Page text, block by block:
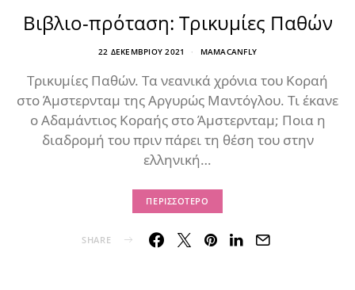
Βιβλιο-πρόταση: Τρικυμίες Παθών
22 ΔΕΚΕΜΒΡΊΟΥ 2021 MAMACANFLY
Τρικυμίες Παθών. Τα νεανικά χρόνια του Κοραή
στο Άμστερνταμ της Αργυρώς Μαντόγλου. Τι έκανε
ο Αδαμάντιος Κοραής στο Άμστερνταμ; Ποια η
διαδρομή του πριν πάρει τη θέση του στην
ελληνική…
ΠΕΡΙΣΣΌΤΕΡΟ
SHARE